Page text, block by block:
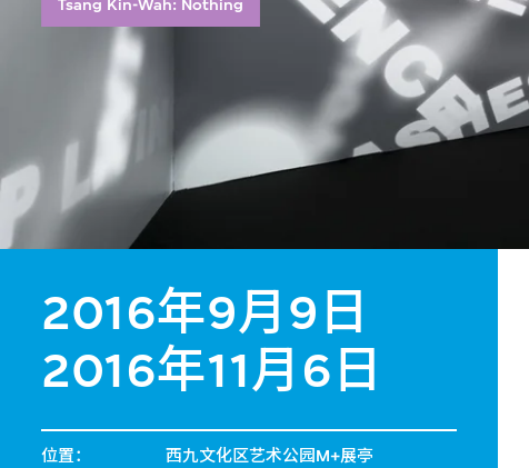
Tsang Kin-Wah: Nothing
2016年9月9日
2016年11月6日
位置： 西九文化区艺术公园M+展亭